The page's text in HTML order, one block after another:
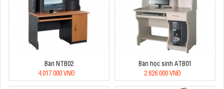
Bàn NTB02
4.017.000 VNĐ
Bàn học sinh ATB01
2.626.000 VNĐ